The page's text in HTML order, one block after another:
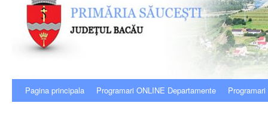
Sari
Pagina principala Programari ONLINE Departamente